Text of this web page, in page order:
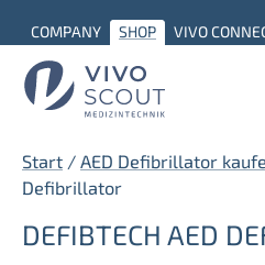
Inhalt
springen
COMPANY SHOP VIVO
Start / AED Defibrillator
Defibrillator
DEFIBTECH AED